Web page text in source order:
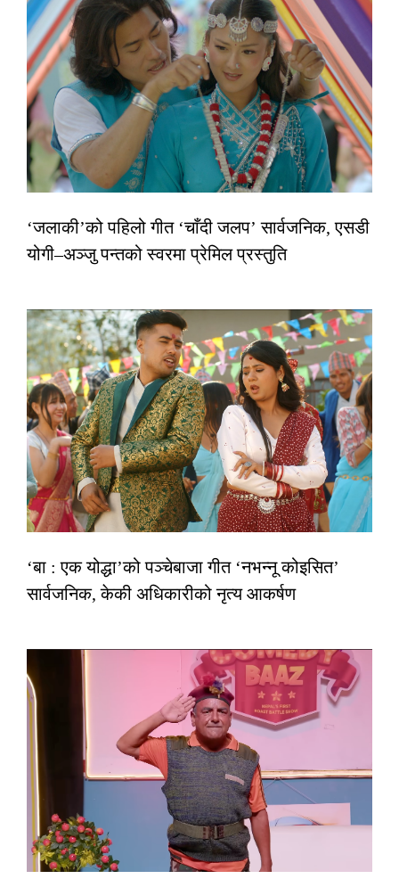
‘जलाकी’को पहिलो गीत ‘चाँदी जलप’ सार्वजनिक, एसडी
योगी–अञ्जु पन्तको स्वरमा प्रेमिल प्रस्तुति
‘बा : एक योद्धा’को पञ्चेबाजा गीत ‘नभन्नू कोइसित’
सार्वजनिक, केकी अधिकारीको नृत्य आकर्षण